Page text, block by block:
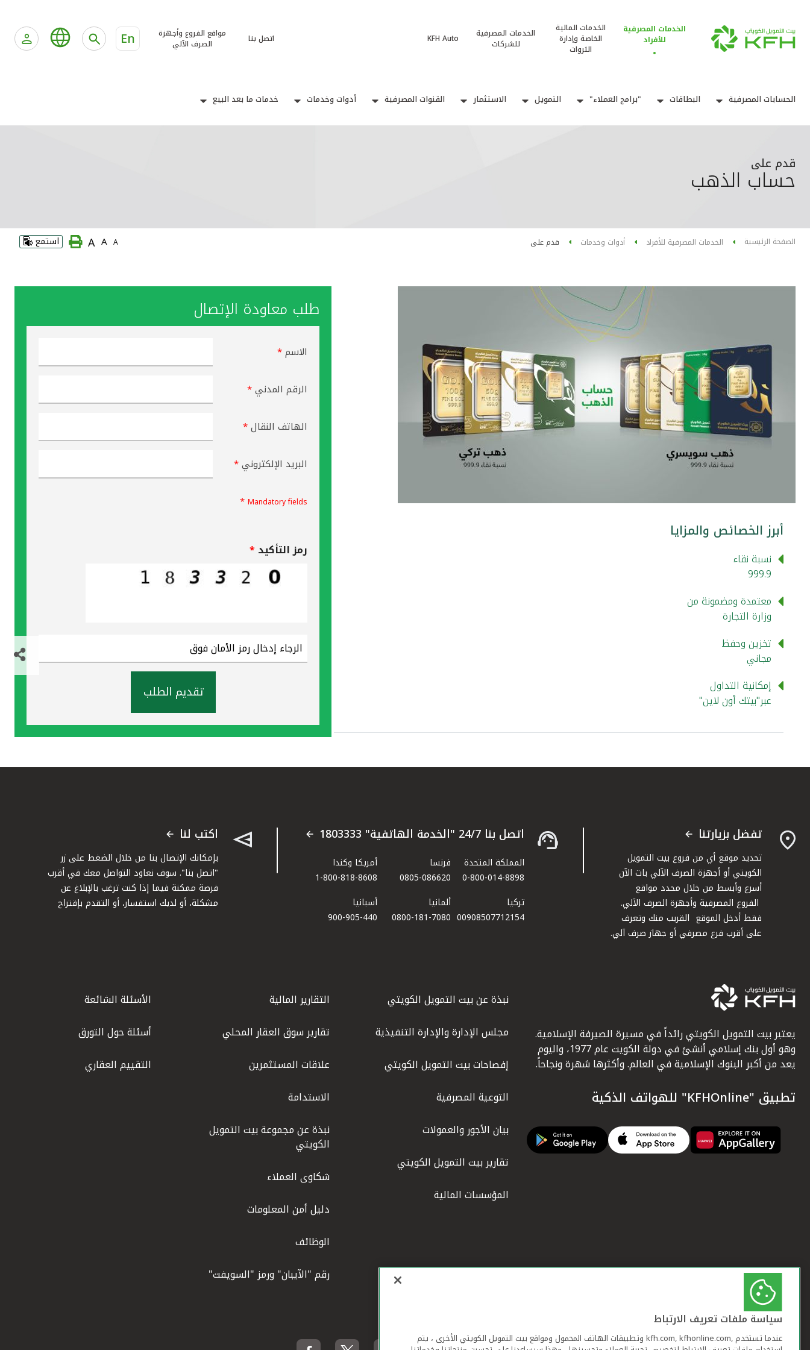
الخدمات المصرفية
للأفراد
الخدمات المالية
الخاصة وإدارة
الثروات
الخدمات المصرفية
للشركات
KFH Auto اتصل بنا
مواقع الفروع وأجهزة
الصرف الآلي
En
الحسابات المصرفية البطاقات "برامج العملاء" التمويل الاستثمار القنوات المصرفية أدوات وخدمات خدمات ما بعد البيع
قدم على
حساب الذهب
الصفحة الرئيسية الخدمات المصرفية للأفراد أدوات وخدمات قدم على A
A
A استمع
أبرز الخصائص والمزايا
نسبة نقاء
999.9
معتمدة ومضمونة من
وزارة التجارة
تخزين وحفظ
مجاني
إمكانية التداول
عبر"بيتك أون لاين"
طلب معاودة الإتصال
الاسم*
الرقم المدني*
الهاتف النقال*
البريد الإلكتروني*
Mandatory fields
*
رمز التأكيد*
تقديم الطلب
تفضل بزيارتنا
تحديد موقع أي من فروع بيت التمويل
الكويتي أو أجهزة الصرف الآلي بات الآن
أسرع وأبسط من خلال محدد مواقع
الفروع المصرفية وأجهزة الصرف الآلي.
فقط أدخل الموقع القريب منك وتعرف
على أقرب فرع مصرفي أو جهاز صرف آلي.
اتصل بنا 24/7 "الخدمة الهاتفية" 1803333
المملكة المتحدة
0-800-014-8898
فرنسا
0805-086620
أمريكا وكندا
1-800-818-8608
تركيا
00908507712154​
ألمانيا
0800-181-7080
أسبانيا
900-905-440
اكتب لنا
بإمكانك الإتصال بنا من خلال الضغط على زر
"اتصل بنا". سوف نعاود التواصل معك في أقرب
فرصة ممكنة فيما إذا كنت ترغب بالإبلاغ عن
مشكلة، أو لديك استفسار، أو التقدم بإقتراح
يعتبر بيت التمويل الكويتي رائداً في مسيرة الصيرفة الإسلامية.
وهو أول بنك إسلامي أنشئ في دولة الكويت عام 1977، واليوم
يعد من أكبر البنوك الإسلامية في العالم. وأكثرها شهرة ونجاحاً.
تطبيق "KFHOnline" للهواتف الذكية
نبذة عن بيت التمويل الكويتي
مجلس الإدارة والإدارة التنفيذية
إفصاحات بيت التمويل الكويتي
التوعية المصرفية
بيان الأجور والعمولات
تقارير بيت التمويل الكويتي
المؤسسات المالية
التقارير المالية
تقارير سوق العقار المحلي
علاقات المستثمرين
الاستدامة
نبذة عن مجموعة بيت التمويل
الكويتي
شكاوى العملاء
دليل أمن المعلومات
الوظائف
رقم "الآيبان" ورمز "السويفت"
الأسئلة الشائعة
أسئلة حول التورق
التقييم العقاري
سياسة ملفات تعريف الارتباط
عندما تستخدم ,kfh.com, kfhonline.com وتطبيقات الهاتف المحمول ومواقع بيت التمويل الكويتي الأخرى ، يتم